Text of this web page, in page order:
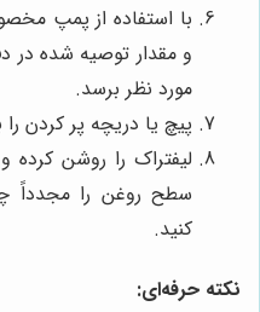
با استفاده از پمپ
و مقدار توصیه شده در
مورد نظر برسد.
پیچ یا دریچه پر کردن را
لیفتراک را روشن
سطح روغن را مجدداً
کنید.
نکته حرفه‌ای: